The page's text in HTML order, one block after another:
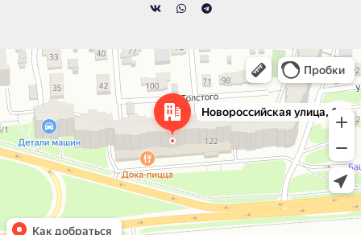
Челябинск
Новороссийская улица, 122 — Яндекс.Карты